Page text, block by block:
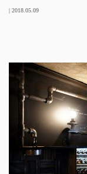
| 2018.05.09